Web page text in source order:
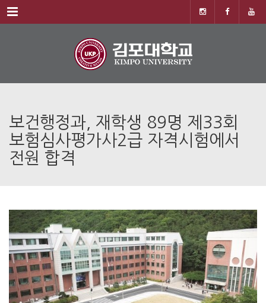
Menu
보건행정과, 재학생 89명 제33회
보험심사평가사2급 자격시험에서
전원 합격